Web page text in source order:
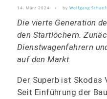
14. März 2024 by Wolfgang
Die vierte Generation
den Startlöchern.
Dienstwagenfahrern
auf den Markt.
Der Superb ist
Seit Einführung der